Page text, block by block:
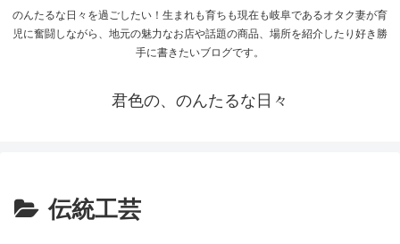
のんたるな日々を過ごしたい！生まれも育ちも現在も岐阜であるオタク妻が育
児に奮闘しながら、地元の魅力なお店や話題の商品、場所を紹介したり好き勝
手に書きたいブログです。
君色の、のんたるな日々
伝統工芸